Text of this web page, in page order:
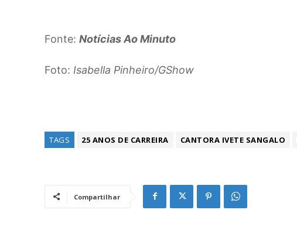
Fonte: Notícias Ao Minuto
Foto: Isabella Pinheiro/GShow
TAGS 25 ANOS DE CARREIRA CANTORA IVETE SANGALO
Compartilhar